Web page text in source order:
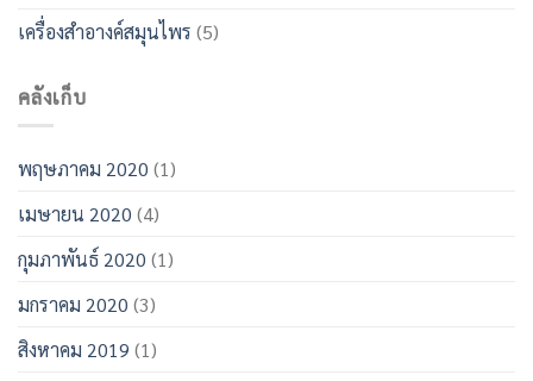
เครื่องสำอางค์สมุนไพร (5)
คลังเก็บ
พฤษภาคม 2020 (1)
เมษายน 2020 (4)
กุมภาพันธ์ 2020 (1)
มกราคม 2020 (3)
สิงหาคม 2019 (1)